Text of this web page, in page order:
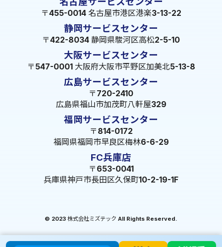
〒455-0014 名古屋市港区港楽3-13-22
静岡サービスセンター
〒422-8034 静岡県駿河区高松2-5-10
大阪サービスセンター
〒547-0001 大阪府大阪市平野区加美北5-13-8
広島サービスセンター
〒720-2410
広島県福山市加茂町八軒屋329
福岡サービスセンター
〒814-0172
福岡県福岡市早良区梅林6-6-29
FC兵庫店
〒653-0041
兵庫県神戸市長田区久保町10-2-19-1F
© 2023 株式会社ミズテック All Rights Reserved.